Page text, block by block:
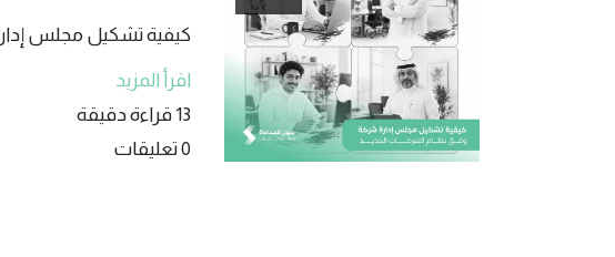
كيفية تشكيل مجلس
اقرأ المزيد
13 قراءة دقيقة
0 تعليقات